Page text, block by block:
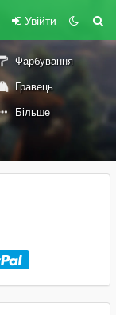
Увійти
Фарбування
Гравець
Більше